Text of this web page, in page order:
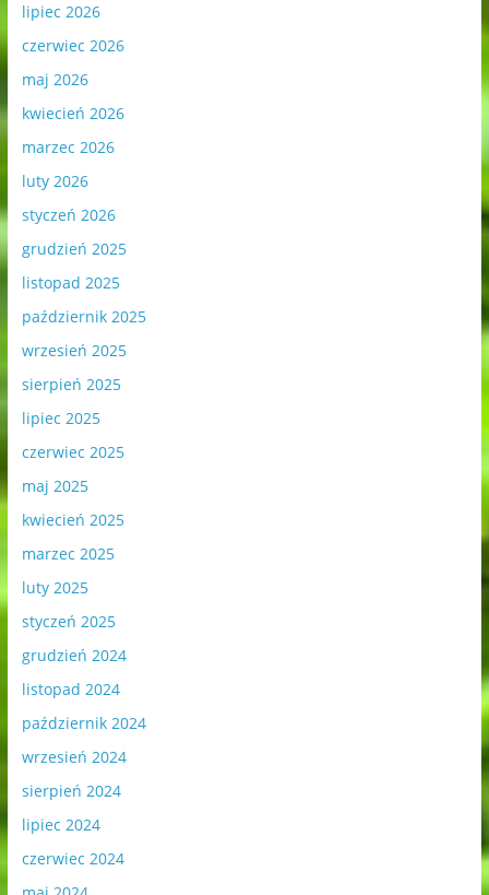
lipiec 2026
czerwiec 2026
maj 2026
kwiecień 2026
marzec 2026
luty 2026
styczeń 2026
grudzień 2025
listopad 2025
październik 2025
wrzesień 2025
sierpień 2025
lipiec 2025
czerwiec 2025
maj 2025
kwiecień 2025
marzec 2025
luty 2025
styczeń 2025
grudzień 2024
listopad 2024
październik 2024
wrzesień 2024
sierpień 2024
lipiec 2024
czerwiec 2024